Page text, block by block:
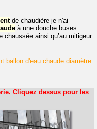
de chaudière je n'ai
à une douche buses
chaussée ainsi qu’au mitigeur
ballon d'eau chaude diamètre
Cliquez dessus pour les